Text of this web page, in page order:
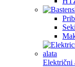
Električni